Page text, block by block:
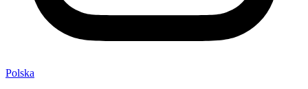
Polska